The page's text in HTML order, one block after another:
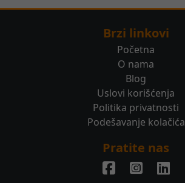
Brzi linkovi
Početna
O nama
Blog
Uslovi korišćenja
Politika privatnosti
Podešavanje kolačića
Pratite nas